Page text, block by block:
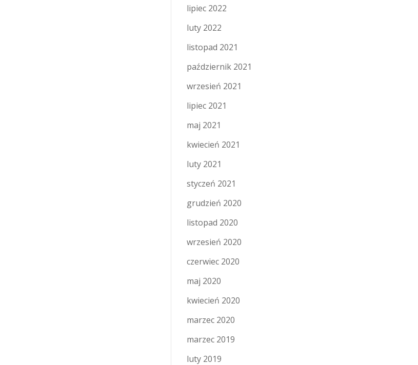
lipiec 2022
luty 2022
listopad 2021
październik 2021
wrzesień 2021
lipiec 2021
maj 2021
kwiecień 2021
luty 2021
styczeń 2021
grudzień 2020
listopad 2020
wrzesień 2020
czerwiec 2020
maj 2020
kwiecień 2020
marzec 2020
marzec 2019
luty 2019